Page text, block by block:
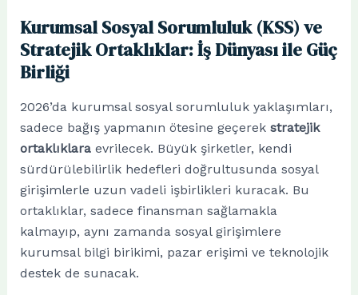
Kurumsal Sosyal Sorumluluk (KSS) ve
Stratejik Ortaklıklar: İş Dünyası ile Güç
Birliği
2026’da kurumsal sosyal sorumluluk yaklaşımları,
sadece bağış yapmanın ötesine geçerek stratejik
ortaklıklaraevrilecek. Büyük şirketler, kendi
sürdürülebilirlik hedefleri doğrultusunda sosyal
girişimlerle uzun vadeli işbirlikleri kuracak. Bu
ortaklıklar, sadece finansman sağlamakla
kalmayıp, aynı zamanda sosyal girişimlere
kurumsal bilgi birikimi, pazar erişimi ve teknolojik
destek de sunacak.